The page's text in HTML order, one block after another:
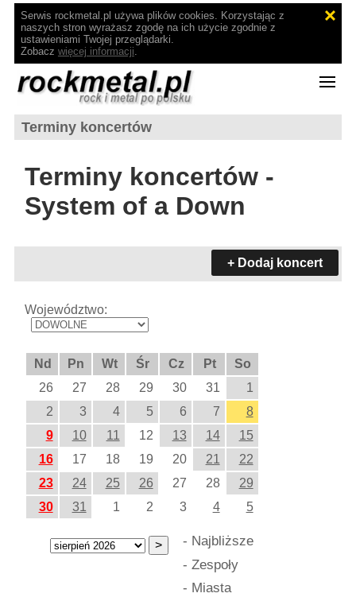
Serwis rockmetal.pl używa plików cookies. Korzystając z
naszych stron wyrażasz zgodę na ich użycie zgodnie z
ustawieniami Twojej przeglądarki.
Zobacz więcej informacji.
Terminy koncertów
Terminy koncertów -
System of a Down
+ Dodaj koncert
Województwo:
Nd Pn Wt Śr Cz Pt
So
26
27 28 29 30 31
1
2
3 4 5 6 7
8
9
10 11 12 13 14
15
16
17 18 19 20 21
22
23
24 25 26 27 28
29
30
31 1 2 3 4 5
- Najbliższe
- Zespoły
- Miasta